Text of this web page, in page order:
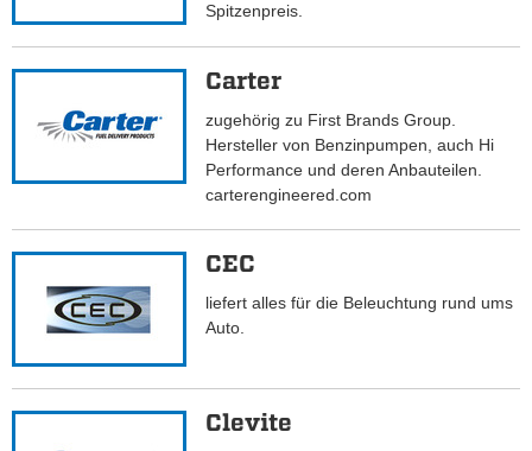
Spitzenpreis.
Carter
zugehörig zu First Brands Group.
Hersteller von Benzinpumpen, auch Hi
Performance und deren Anbauteilen.
carterengineered.com
CEC
liefert alles für die Beleuchtung rund ums
Auto.
Clevite